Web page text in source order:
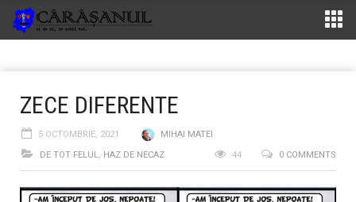
ZECE DIFERENTE
5 OCTOMBRIE, 2021
MIHAI MATEI
DE TOT FELUL, HAZ DE NECAZ 0 COMMENTS
44